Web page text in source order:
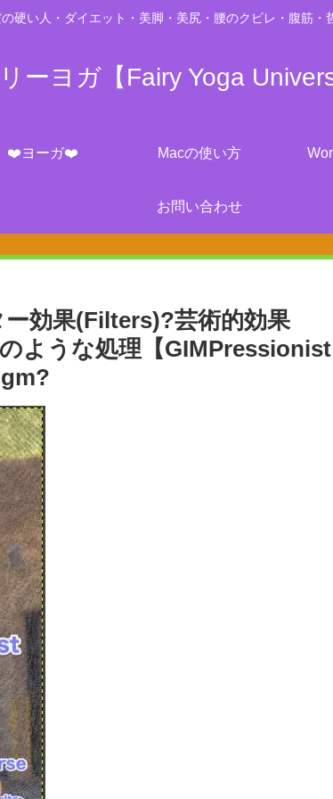
硬い人・ダイエット・美脚・美尻・腰のクビレ・腹筋
ーヨガ【Fairy Yoga
❤️ヨーガ❤️ Macの使い方
お問い合わせ
効果(Filters)?芸術的効果
ような処理【GIMPressionist